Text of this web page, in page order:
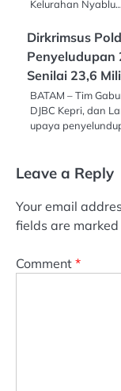
Kelurahan Nyablu…
Dirkrimsus
Penyeludupan
Senilai 23,6
BATAM – Tim
DJBC Kepri, dan
upaya
Leave a Reply
Your email
fields are marked
Comment *